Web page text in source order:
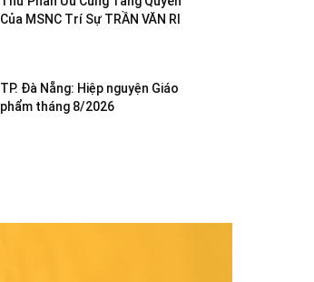
Của MSNC Trí Sự TRẦN VĂN RI
TP. Đà Nẵng: Hiệp nguyện Giáo
phẩm tháng 8/2026